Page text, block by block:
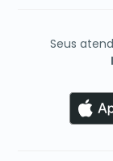
Seus